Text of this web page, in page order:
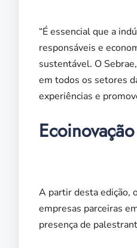
“É essencial que a
responsáveis e
sustentável. O
em todos os setores
experiências e
A partir desta edição,
empresas parceiras
presença de